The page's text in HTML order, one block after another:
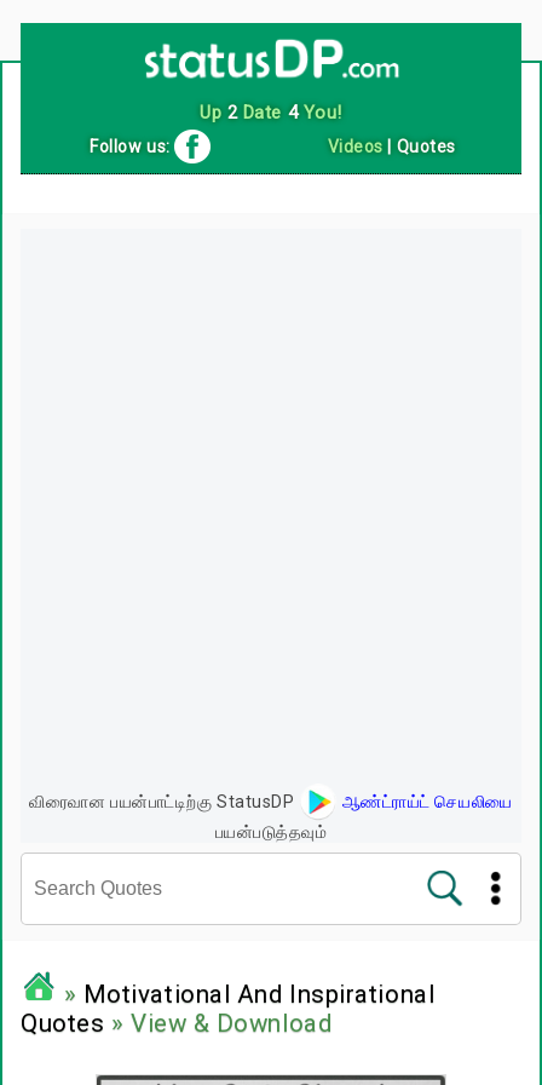
Follow us: Videos Quotes
விரைவான பயன்பாட்டிற்கு StatusDP
ஆண்ட்ராய்ட் செயலியை
பயன்படுத்தவும்
பிரபலங்களின் பொன்மொழிகள்
» Motivational And Inspirational
Quotes » View & Download